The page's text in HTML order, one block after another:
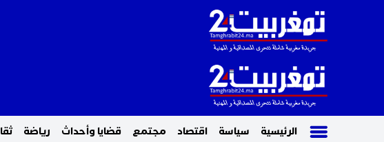
الرئيسية سياسة اقتصاد مجتمع قضايا وأحداث رياضة